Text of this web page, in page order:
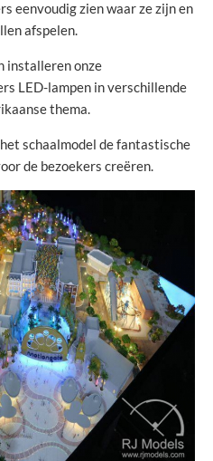
eenvoudig zien waar ze zijn en
afspelen.
installeren onze
LED-lampen in verschillende
thema.
schaalmodel de fantastische
de bezoekers creëren.